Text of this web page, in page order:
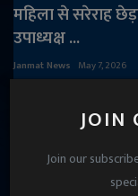
JOIN
Join our
महिला से सरेराह
उपाध्यक्ष ...
Janmat News May 7, 2026